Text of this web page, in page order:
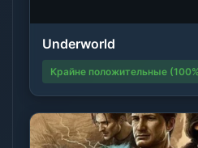
Underworld
Крайне положительные